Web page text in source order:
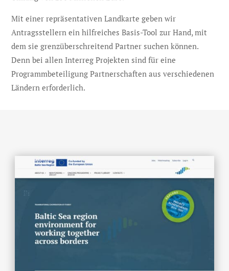
Mit einer repräsentativen Landkarte geben wir
Antragsstellern ein hilfreiches Basis-Tool zur Hand, mit
dem sie grenzüberschreitend Partner suchen können.
Denn bei allen Interreg Projekten sind für eine
Programmbeteiligung Partnerschaften aus verschiedenen
Ländern erforderlich.